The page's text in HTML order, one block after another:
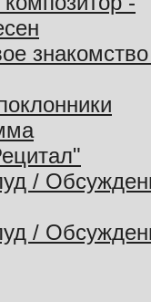
/
/